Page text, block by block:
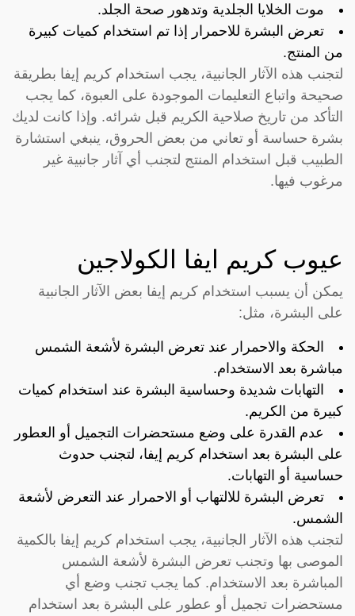
موت الخلايا الجلدية وتدهور صحة الجلد.
تعرض البشرة للاحمرار إذا تم استخدام كميات كبيرة
من المنتج.
لتجنب هذه الآثار الجانبية، يجب استخدام كريم إيفا بطريقة
صحيحة واتباع التعليمات الموجودة على العبوة، كما يجب
التأكد من تاريخ صلاحية الكريم قبل شرائه. وإذا كانت لديك
بشرة حساسة أو تعاني من بعض الحروق، ينبغي استشارة
الطبيب قبل استخدام المنتج لتجنب أي آثار جانبية غير
مرغوب فيها.
عيوب كريم ايفا الكولاجين
يمكن أن يسبب استخدام كريم إيفا بعض الآثار الجانبية
على البشرة، مثل:
الحكة والاحمرار عند تعرض البشرة لأشعة الشمس
مباشرة بعد الاستخدام.
التهابات شديدة وحساسية البشرة عند استخدام كميات
كبيرة من الكريم.
عدم القدرة على وضع مستحضرات التجميل أو العطور
على البشرة بعد استخدام كريم إيفا، لتجنب حدوث
حساسية أو التهابات.
تعرض البشرة للالتهاب أو الاحمرار عند التعرض لأشعة
الشمس.
لتجنب هذه الآثار الجانبية، يجب استخدام كريم إيفا بالكمية
الموصى بها وتجنب تعرض البشرة لأشعة الشمس
المباشرة بعد الاستخدام. كما يجب تجنب وضع أي
مستحضرات تجميل أو عطور على البشرة بعد استخدام